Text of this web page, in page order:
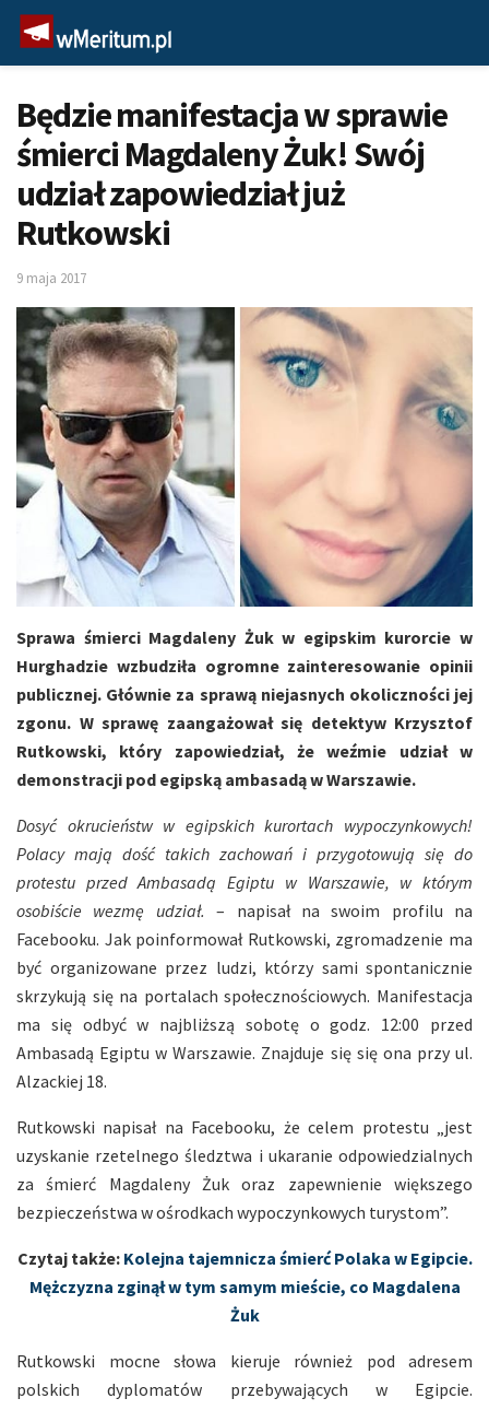
Będzie manifestacja w sprawie
śmierci Magdaleny Żuk! Swój
udział zapowiedział już
Rutkowski
9 maja 2017
Sprawa śmierci Magdaleny Żuk w egipskim kurorcie w
Hurghadzie wzbudziła ogromne zainteresowanie opinii
publicznej. Głównie za sprawą niejasnych okoliczności jej
zgonu. W sprawę zaangażował się detektyw Krzysztof
Rutkowski, który zapowiedział, że weźmie udział w
demonstracji pod egipską ambasadą w Warszawie.
Dosyć okrucieństw w egipskich kurortach wypoczynkowych!
Polacy mają dość takich zachowań i przygotowują się do
protestu przed Ambasadą Egiptu w Warszawie, w którym
osobiście wezmę udział. – napisał na swoim profilu na
Facebooku. Jak poinformował Rutkowski, zgromadzenie ma
być organizowane przez ludzi, którzy sami spontanicznie
skrzykują się na portalach społecznościowych. Manifestacja
ma się odbyć w najbliższą sobotę o godz. 12:00 przed
Ambasadą Egiptu w Warszawie. Znajduje się się ona przy ul.
Alzackiej 18.
Rutkowski napisał na Facebooku, że celem protestu „jest
uzyskanie rzetelnego śledztwa i ukaranie odpowiedzialnych
za śmierć Magdaleny Żuk oraz zapewnienie większego
bezpieczeństwa w ośrodkach wypoczynkowych turystom”.
Czytaj także: Kolejna tajemnicza śmierć Polaka w Egipcie.
Mężczyzna zginął w tym samym mieście, co Magdalena
Żuk
Rutkowski mocne słowa kieruje również pod adresem
polskich dyplomatów przebywających w Egipcie.